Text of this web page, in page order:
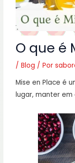
O que é
/Blog / Por
Mise en Place é
lugar, manter em